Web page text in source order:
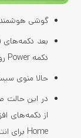
گوشی
دکمه Power رو فشار بدین و نگه دارین تا دستگاه‌تون روشن بشه.
حالا منوی
در این حالت
از دکمه‌های
Home برای انتخاب گزینه مورد نظر استفاده کنین.